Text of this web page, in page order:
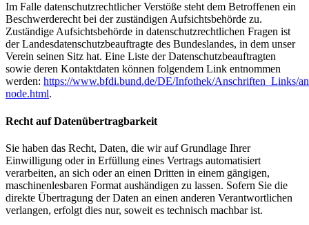
Im Falle datenschutzrechtlicher Verstöße steht dem Betroffenen ein
Beschwerderecht bei der zuständigen Aufsichtsbehörde zu.
Zuständige Aufsichtsbehörde in datenschutzrechtlichen Fragen ist
der Landesdatenschutzbeauftragte des Bundeslandes, in dem unser
Verein seinen Sitz hat. Eine Liste der Datenschutzbeauftragten
sowie deren Kontaktdaten können folgendem Link entnommen
werden: https://www.bfdi.bund.de/DE/Infothek/Anschriften_Links/
node.html.
Recht auf Datenübertragbarkeit
Sie haben das Recht, Daten, die wir auf Grundlage Ihrer
Einwilligung oder in Erfüllung eines Vertrags automatisiert
verarbeiten, an sich oder an einen Dritten in einem gängigen,
maschinenlesbaren Format aushändigen zu lassen. Sofern Sie die
direkte Übertragung der Daten an einen anderen Verantwortlichen
verlangen, erfolgt dies nur, soweit es technisch machbar ist.